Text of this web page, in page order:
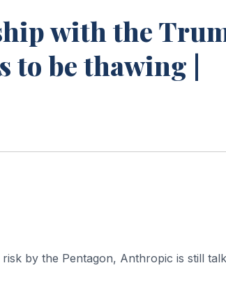
with the
to be thawing |
by the Pentagon, Anthropic is still